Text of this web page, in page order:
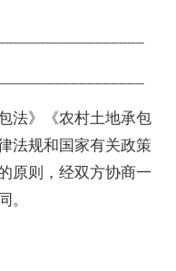
法》《农村土地承包
法规和国家有关政策
原则，经双方协商一
。